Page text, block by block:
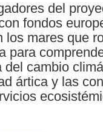
del
fondos
los mares que
para
del cambio
ártica y las